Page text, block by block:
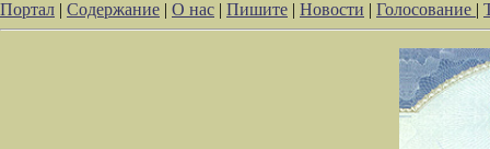
Портал | Содержание | О нас | Пишите | Новости | Голосование |